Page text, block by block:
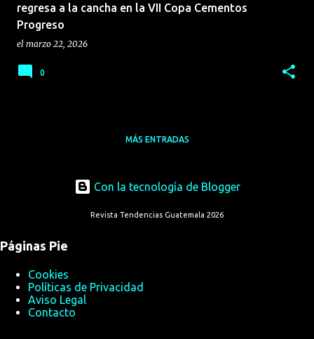
regresa a la cancha en la VII Copa Cementos
Progreso
el marzo 22, 2026
0
MÁS ENTRADAS
Con la tecnología de Blogger
Revista Tendencias Guatemala 2026
Páginas Pie
Cookies
Políticas de Privacidad
Aviso Legal
Contacto